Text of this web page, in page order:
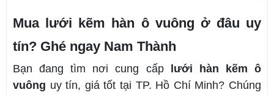
Mua lưới kẽm hàn ô vuông ở đâu uy
tín? Ghé ngay Nam Thành
Bạn đang tìm nơi cung cấp
lưới hàn kẽm ô
vuông uy tín, giá tốt tại TP. Hồ Chí Minh? Chúng